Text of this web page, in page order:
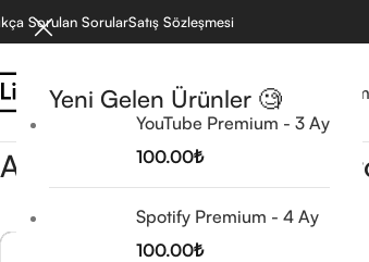
Yeni Gelen Ürünler 🧐
YouTube Premium - 3 Ay
100.00₺
Spotify Premium - 4 Ay
100.00₺
Sorulan SorularSatış Sözleşmesi
ReyonlarMağaza
Arama sonuçları: